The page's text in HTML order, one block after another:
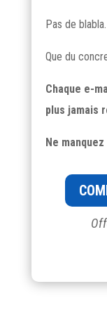
Pas de blabla.
Que du
Chaque e-
plus jamais
Ne